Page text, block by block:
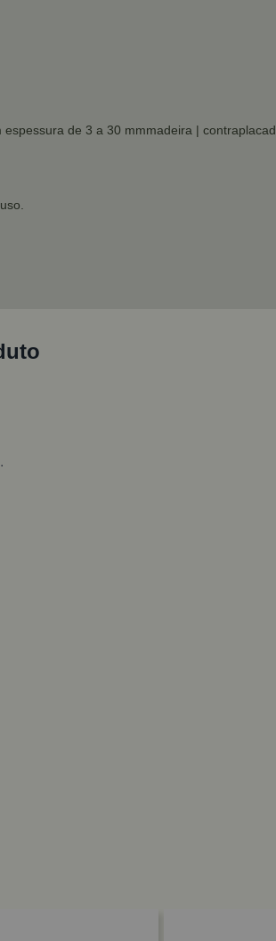
de 3 a 30 mmmadeira |